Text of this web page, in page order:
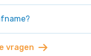
vragen